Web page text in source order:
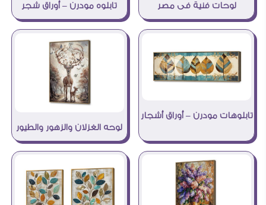
لوحات فنية فى مصر تابلوه مودرن – أوراق شجر
تابلوهات مودرن – أوراق أشجار
لوحه الغزلان والزهور والطيور